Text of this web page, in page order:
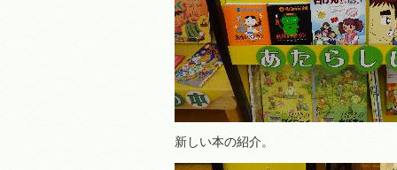
新しい本の紹介。